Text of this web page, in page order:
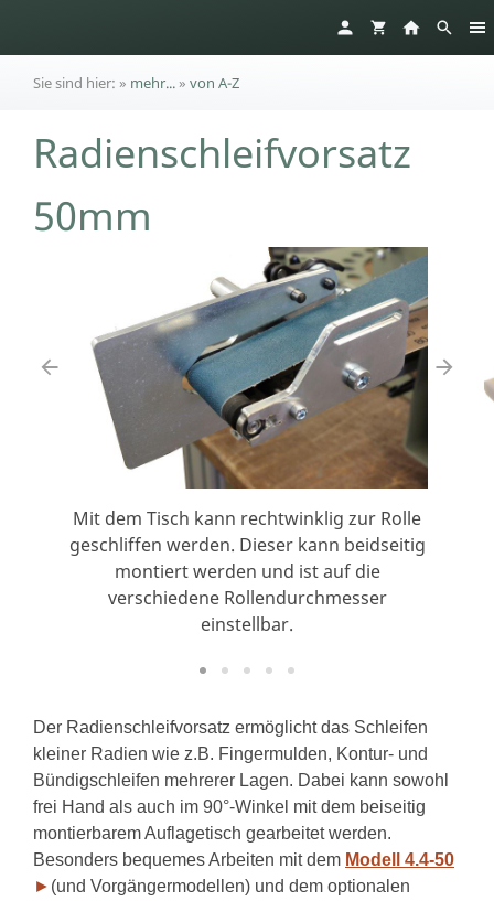
Sie sind hier: » mehr...» von A-Z
Radienschleifvorsatz
50mm
Mit dem Tisch kann rechtwinklig zur Rolle
geschliffen werden. Dieser kann beidseitig
montiert werden und ist auf die
verschiedene Rollendurchmesser
einstellbar.
Der Radienschleifvorsatz ermöglicht das Schleifen
kleiner Radien wie z.B. Fingermulden, Kontur- und
Bündigschleifen mehrerer Lagen. Dabei kann sowohl
frei Hand als auch im 90°-Winkel mit dem beiseitig
montierbarem Auflagetisch gearbeitet werden.
Besonders bequemes Arbeiten mit dem Modell 4.4-50
► (und Vorgängermodellen) und dem optionalen